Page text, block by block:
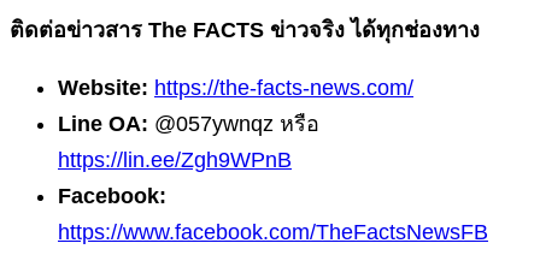
ติดต่อข่าวสาร The FACTS ข่าวจริง ได้ทุกช่องทาง
Website: https://the-facts-news.com/
Line OA: @057ywnqz หรือ
https://lin.ee/Zgh9WPnB
Facebook:
https://www.facebook.com/TheFactsNewsFB